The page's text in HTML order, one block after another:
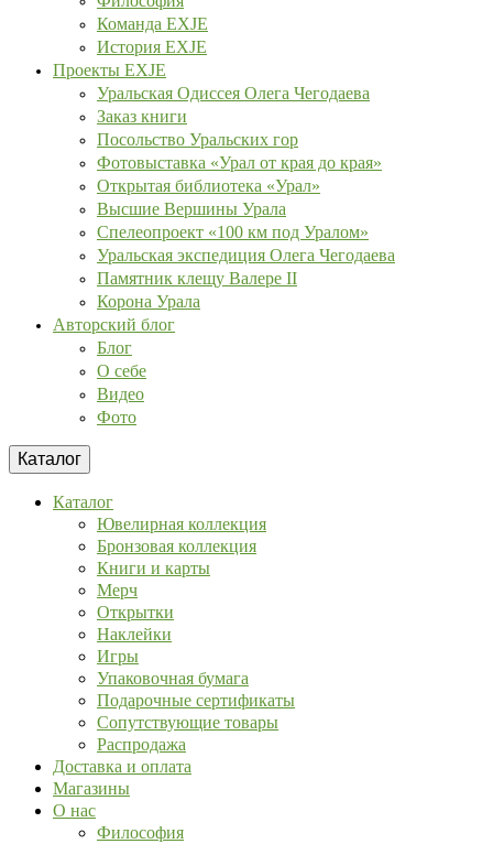
Команда EXJE
История EXJE
Проекты EXJE
Уральская Одиссея Олега Чегодаева
Заказ книги
Посольство Уральских гор
Фотовыставка «Урал от края до края»
Открытая библиотека «Урал»
Высшие Вершины Урала
Спелеопроект «100 км под Уралом»
Уральская экспедиция Олега Чегодаева
Памятник клещу Валере II
Корона Урала
Авторский блог
Блог
О себе
Видео
Фото
Каталог
Каталог
Ювелирная коллекция
Бронзовая коллекция
Книги и карты
Мерч
Открытки
Наклейки
Игры
Упаковочная бумага
Подарочные сертификаты
Сопутствующие товары
Распродажа
Доставка и оплата
Магазины
О нас
Философия